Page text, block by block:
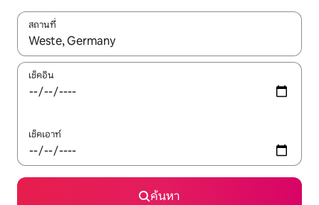
สถานที่
ใช้ลูกศรขึ้นลง หรือใช้การสัมผัสหรือปัด เพื่อสำรวจผลการค้นหา
เช็คอิน
เช็คเอาท์
ค้นหา